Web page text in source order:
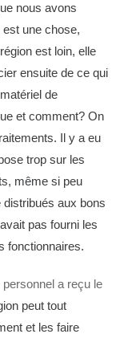
nous avons
une chose,
est loin, elle
ensuite de ce qui
de
et comment? On
Il y a eu
trop sur les
même si peu
distribués aux bons
pas fourni les
fonctionnaires.
personnel a reçu le
peut tout
et les faire